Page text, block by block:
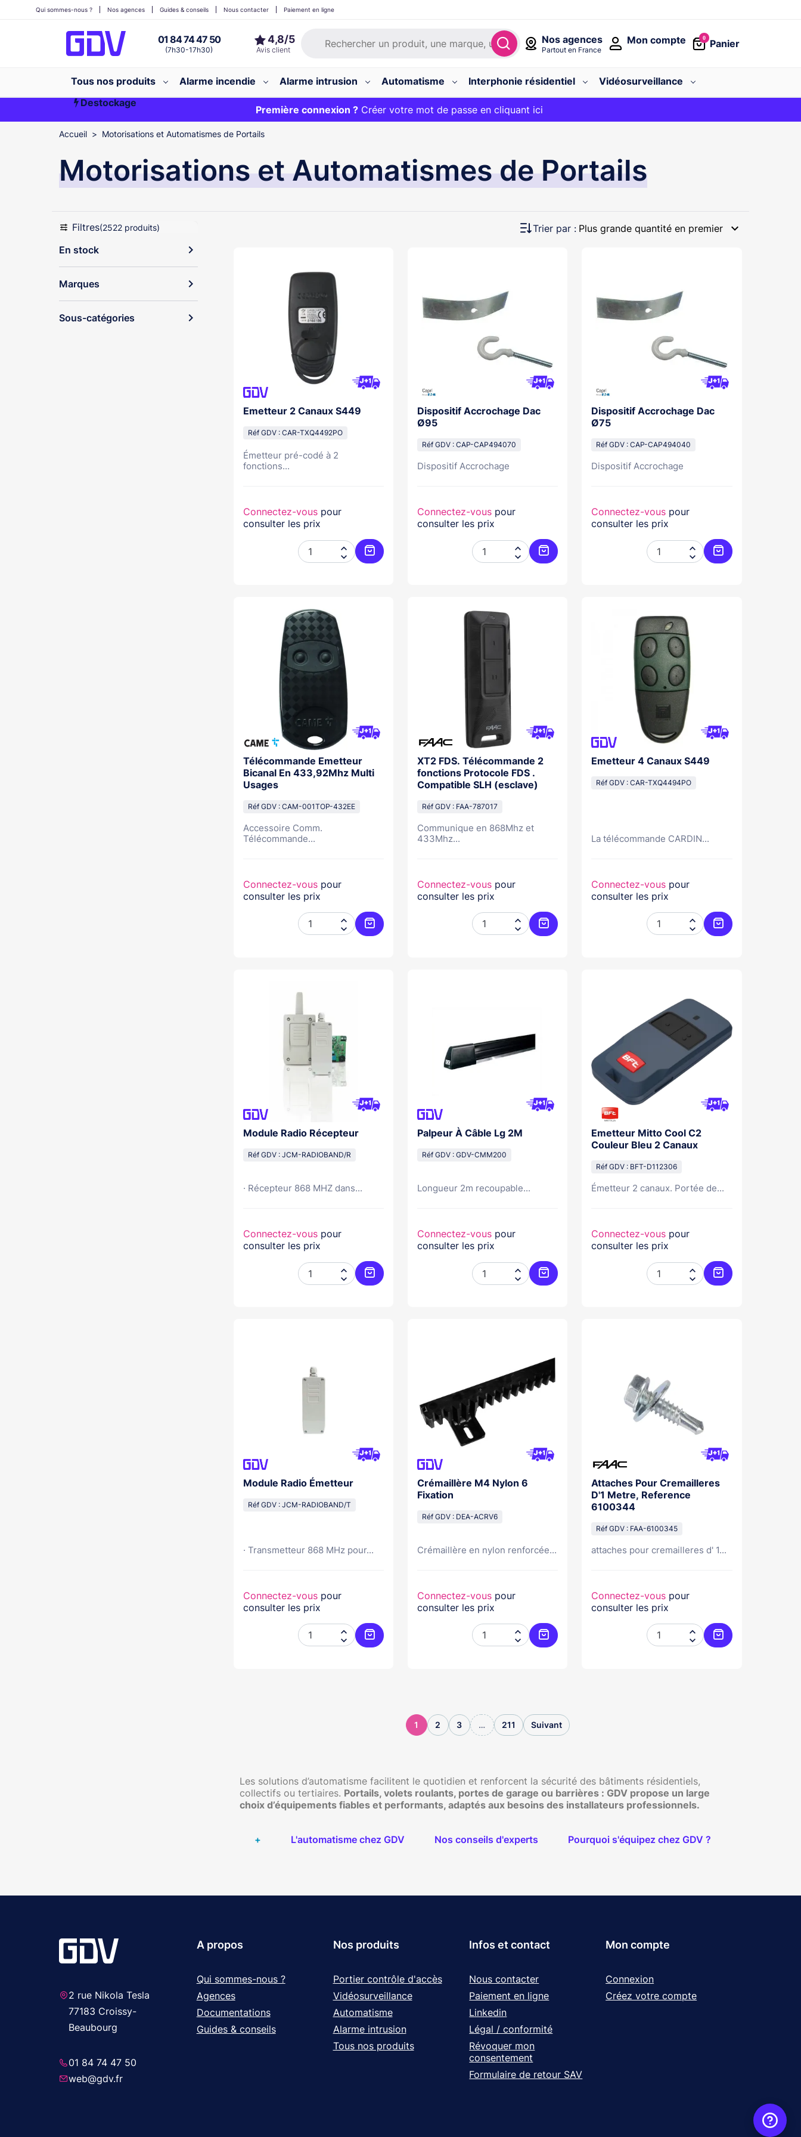
Nos agences
Partout en France
01 84 74 47 50
(7h30-17h30)
0
Panier
Mon compte
Qui sommes-nous ? Nos agences Guides & conseils Nous contacter Paiement en ligne
Tous nos produits Alarme incendie Alarme intrusion Automatisme Interphonie résidentiel
Vidéosurveillance
Destockage
Première commande ?20€ OFFERT sur votre panier et livraison 24/48h gratuite avec le code
Première connexion ?Créer votre mot de passe en cliquant ici
EXCLU WEB :
Accueil Motorisations et Automatismes de Portails
Motorisations et Automatismes de Portails
Filtres(2522 produits)
En stock expand_more
Marques expand_more
Sous-catégories expand_more
Trier par : Plus grande quantité en premier expand_more
Emetteur 2 Canaux S449
Réf GDV : CAR-TXQ4492PO
Émetteur pré-codé à 2
fonctions...
Connectez-vouspour
consulter les prix


Ajouter au panier
Dispositif Accrochage Dac
Ø95
Réf GDV : CAP-CAP494070
Dispositif Accrochage
Connectez-vouspour
consulter les prix


Ajouter au panier
Dispositif Accrochage Dac
Ø75
Réf GDV : CAP-CAP494040
Dispositif Accrochage
Connectez-vous pour
consulter les prix


Ajouter au panier
Télécommande Emetteur
Bicanal En 433,92Mhz Multi
Usages
Réf GDV : CAM-001TOP-432EE
Accessoire Comm.
Télécommande...
Connectez-vouspour
consulter les prix


Ajouter au panier
XT2 FDS. Télécommande 2
fonctions Protocole FDS .
Compatible SLH (esclave)
Réf GDV : FAA-787017
Communique en 868Mhz et
433Mhz...
Connectez-vouspour
consulter les prix


Ajouter au panier
Emetteur 4 Canaux S449
Réf GDV : CAR-TXQ4494PO
La télécommande CARDIN...
Connectez-vous pour
consulter les prix


Ajouter au panier
Module Radio Récepteur
Réf GDV : JCM-RADIOBAND/R
· Récepteur 868 MHZ dans...
Connectez-vouspour
consulter les prix


Ajouter au panier
Palpeur À Câble Lg 2M
Réf GDV : GDV-CMM200
Longueur 2m recoupable...
Connectez-vouspour
consulter les prix


Ajouter au panier
Emetteur Mitto Cool C2
Couleur Bleu 2 Canaux
Réf GDV : BFT-D112306
Émetteur 2 canaux. Portée de...
Connectez-vous pour
consulter les prix


Ajouter au panier
Module Radio Émetteur
Réf GDV : JCM-RADIOBAND/T
· Transmetteur 868 MHz pour...
Connectez-vouspour
consulter les prix


Ajouter au panier
Crémaillère M4 Nylon 6
Fixation
Réf GDV : DEA-ACRV6
Crémaillère en nylon renforcée...
Connectez-vouspour
consulter les prix


Ajouter au panier
Attaches Pour Cremailleres
D'1 Metre, Reference
6100344
Réf GDV : FAA-6100345
attaches pour cremailleres d' 1...
Connectez-vous pour
consulter les prix


Ajouter au panier
1 2 3 … 211 Suivant
Les solutions d’automatisme facilitent le quotidien et renforcent la sécurité des bâtiments résidentiels,
collectifs ou tertiaires. Portails, volets roulants, portes de garage ou barrières : GDV propose un large
choix d’équipements fiables et performants, adaptés aux besoins des installateurs professionnels.
+ L'automatisme chez GDV Nos conseils d'experts Pourquoi s'équipez chez GDV ?
2 rue Nikola Tesla
77183 Croissy-
Beaubourg
01 84 74 47 50
web@gdv.fr
A propos
Qui sommes-nous ?
Agences
Documentations
Guides & conseils
Nos produits
Portier contrôle d'accès
Vidéosurveillance
Automatisme
Alarme intrusion
Tous nos produits
Infos et contact
Nous contacter
Paiement en ligne
Linkedin
Légal / conformité
Révoquer mon
consentement
Formulaire de retour SAV
Mon compte
Connexion
Créez votre compte